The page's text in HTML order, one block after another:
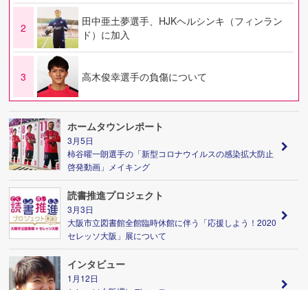
2
田中亜土夢選手、HJKヘルシンキ（フィンラン
ド）に加入
3 高木俊幸選手の負傷について
ホームタウンレポート
3月5日
柿谷曜一朗選手の「新型コロナウイルスの感染拡大防止
啓発動画」メイキング
読書推進プロジェクト
3月3日
大阪市立図書館全館臨時休館に伴う「応援しよう！2020
セレッソ大阪」展について
インタビュー
1月12日